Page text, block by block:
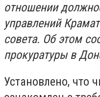
отношении
управлений
совета. Об этом
прокуратуры в
Установлено, что